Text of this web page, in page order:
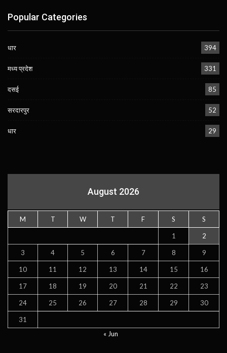
Popular Categories
धार 394
मध्य प्रदेश 331
दसई 85
सरदारपुर 52
धार 29
August 2026
M T W T F S S
1 2
3 4 5 6 7 8 9
10 11 12 13 14 15 16
17 18 19 20 21 22 23
24 25 26 27 28 29 30
31
« Jun